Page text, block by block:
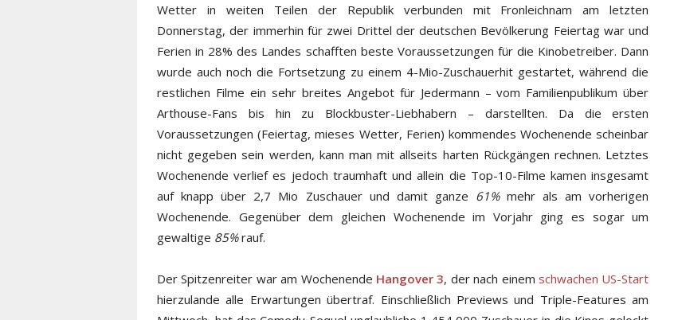
Wetter in weiten Teilen der Republik verbunden mit Fronleichnam am letzten
Donnerstag, der immerhin für zwei Drittel der deutschen Bevölkerung Feiertag war und
Ferien in 28% des Landes schafften beste Voraussetzungen für die Kinobetreiber. Dann
wurde auch noch die Fortsetzung zu einem 4-Mio-Zuschauerhit gestartet, während die
restlichen Filme ein sehr breites Angebot für Jedermann – vom Familienpublikum über
Arthouse-Fans bis hin zu Blockbuster-Liebhabern – darstellten. Da die ersten
Voraussetzungen (Feiertag, mieses Wetter, Ferien) kommendes Wochenende scheinbar
nicht gegeben sein werden, kann man mit allseits harten Rückgängen rechnen. Letztes
Wochenende verlief es jedoch traumhaft und allein die Top-10-Filme kamen insgesamt
auf knapp über 2,7 Mio Zuschauer und damit ganze 61%mehr als am vorherigen
Wochenende. Gegenüber dem gleichen Wochenende im Vorjahr ging es sogar um
gewaltige 85%rauf.
Der Spitzenreiter war am Wochenende Hangover 3, der nach einem schwachen US-Start
hierzulande alle Erwartungen übertraf. Einschließlich Previews und Triple-Features am